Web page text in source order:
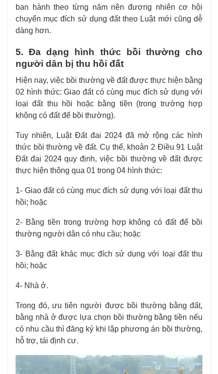
ban hành theo từng năm nên đương nhiên cơ hội
chuyển mục đích sử dụng đất theo Luật mới cũng dễ
dàng hơn.
5. Đa dạng hình thức bồi thường cho
người dân bị thu hồi đất
Hiện nay, việc bồi thường về đất được thực hiện bằng
02 hình thức: Giao đất có cùng mục đích sử dụng với
loại đất thu hồi hoặc bằng tiền (trong trường hợp
không có đất để bồi thường).
Tuy nhiên, Luật Đất đai 2024 đã mở rộng các hình
thức bồi thường về đất. Cụ thể, khoản 2 Điều 91 Luật
Đất đai 2024 quy định, việc bồi thường về đất được
thực hiện thông qua 01 trong 04 hình thức:
1- Giao đất có cùng mục đích sử dụng với loại đất thu
hồi; hoặc
2- Bằng tiền trong trường hợp không có đất để bồi
thường người dân có nhu cầu; hoặc
3- Bằng đất khác mục đích sử dụng với loại đất thu
hồi; hoặc
4- Nhà ở.
Trong đó, ưu tiên người được bồi thường bằng đất,
bằng nhà ở được lựa chọn bồi thường bằng tiền nếu
có nhu cầu thì đăng ký khi lập phương án bồi thường,
hỗ trợ, tái định cư.